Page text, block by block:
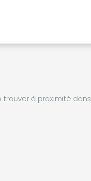
trouver à proximité dans